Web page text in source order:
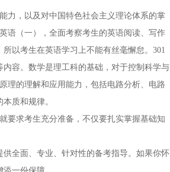
力，以及对中国特色社会主义理论体系的掌
语（一），全面考察考生的英语阅读、写作
以考生在英语学习上不能有丝毫懈怠。301
容。数学是理工科的基础，对于控制科学与
理的理解和应用能力，包括电路分析、电路
质和规律。
要求考生充分准备，不仅要扎实掌握基础知
全面、专业、针对性的备考指导。如果你怀